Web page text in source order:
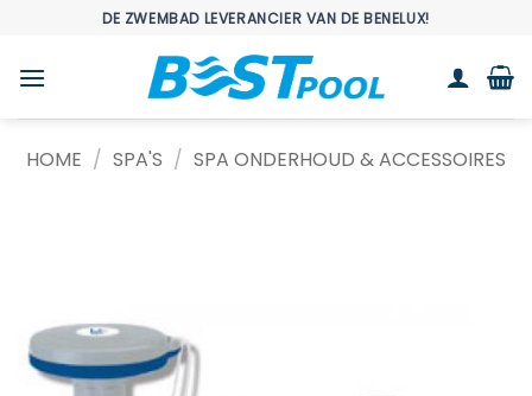
inhoud
DE ZWEMBAD LEVERANCIER VAN DE BENELUX!
HOME / SPA'S / SPA ONDERHOUD & ACCESSOIRES